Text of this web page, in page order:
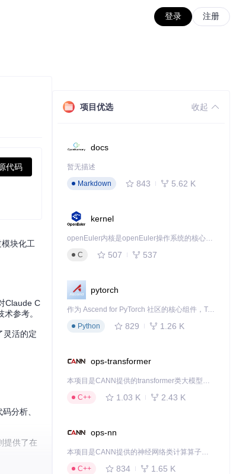
登录 注册
代码
块化工
Claude C
参考。
灵活的定
分析、
提供了在
项目优选 收起
docs
暂无描述
Markdown
843 5.62 K
kernel
openEuler内核是openEuler操作系统的核心，既是系统性能与稳定性的基石，也是连接处理器、设备与服务的桥梁。
C
507 537
pytorch
作为 Ascend for PyTorch 社区的核心组件，TorchNPU 是昇腾专为 PyTorch 打造的深度学习适配插件，使 PyTorch 框架能够直接调用昇腾 NPU，为开发者提供昇腾 AI 处理器的超强算力。
Python
829 1.26 K
ops-transformer
本项目是CANN提供的transformer类大模型算子库，实现网络在NPU上加速计算。
C++
1.03 K 2.43 K
ops-nn
本项目是CANN提供的神经网络类计算算子库，实现网络在NPU上加速计算。
C++
834 1.65 K